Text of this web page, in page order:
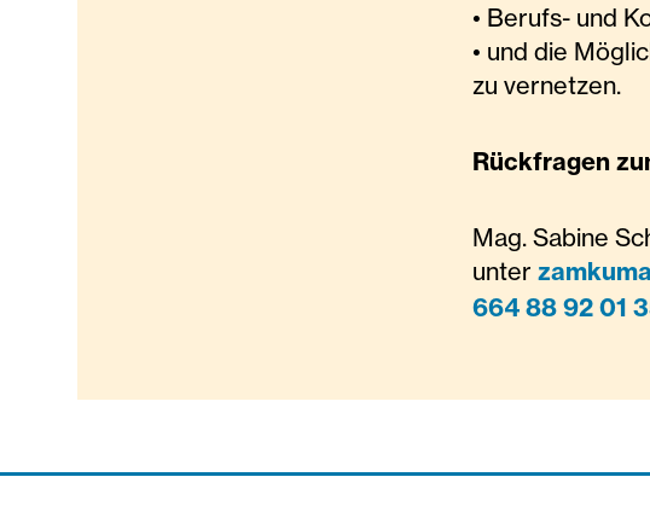
• Berufs- und
• und die
zu vernetzen.
Rückfragen
Mag. Sabine
unter
664 88 92 01